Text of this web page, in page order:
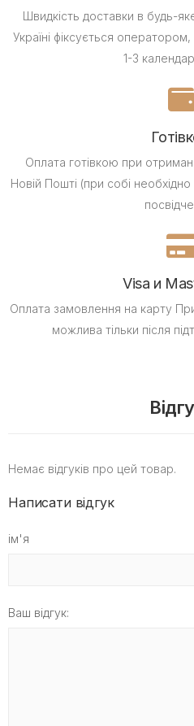
Швидкість доставки в будь-
Україні фіксується
1-3
Оплата готівкою при
Новій Пошті (при собі
Visa и
Оплата замовлення на карту
можлива тільки після
Немає відгуків про цей товар.
Написати відгук
ім'я
Ваш відгук: